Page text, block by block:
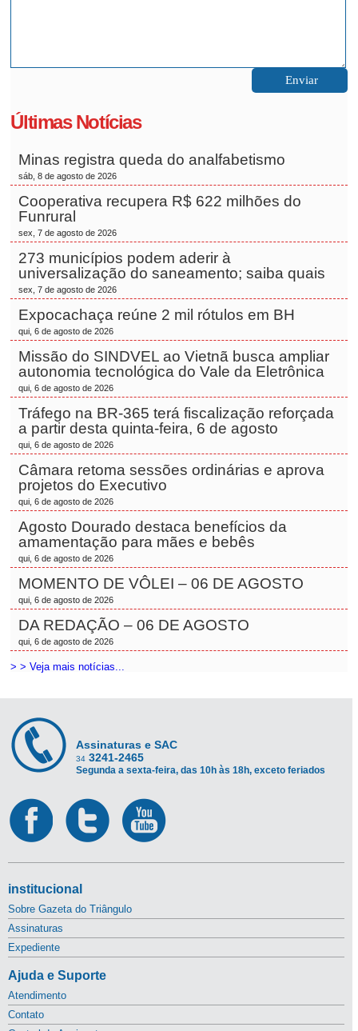
Últimas Notícias
Minas registra queda do analfabetismo
sáb, 8 de agosto de 2026
Cooperativa recupera R$ 622 milhões do
Funrural
sex, 7 de agosto de 2026
273 municípios podem aderir à
universalização do saneamento; saiba quais
sex, 7 de agosto de 2026
Expocachaça reúne 2 mil rótulos em BH
qui, 6 de agosto de 2026
Missão do SINDVEL ao Vietnã busca ampliar
autonomia tecnológica do Vale da Eletrônica
qui, 6 de agosto de 2026
Tráfego na BR-365 terá fiscalização reforçada
a partir desta quinta-feira, 6 de agosto
qui, 6 de agosto de 2026
Câmara retoma sessões ordinárias e aprova
projetos do Executivo
qui, 6 de agosto de 2026
Agosto Dourado destaca benefícios da
amamentação para mães e bebês
qui, 6 de agosto de 2026
MOMENTO DE VÔLEI – 06 DE AGOSTO
qui, 6 de agosto de 2026
DA REDAÇÃO – 06 DE AGOSTO
qui, 6 de agosto de 2026
> > Veja mais notícias...
Assinaturas e SAC
34 3241-2465
Segunda a sexta-feira, das 10h às 18h, exceto feriados
institucional
Sobre Gazeta do Triângulo
Assinaturas
Expediente
Ajuda e Suporte
Atendimento
Contato